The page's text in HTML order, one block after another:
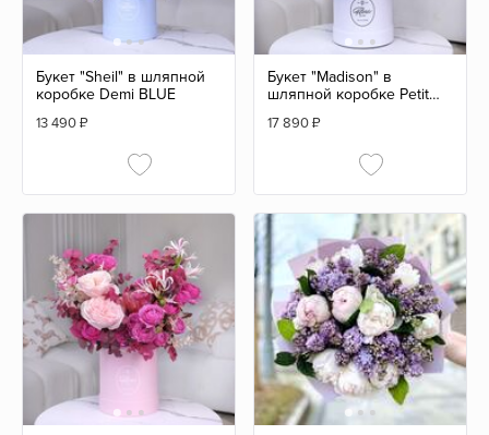
Букет "Sheil" в шляпной
коробке Demi BLUE
13 490₽
Букет "Madison" в
шляпной коробке Petit
17 890₽